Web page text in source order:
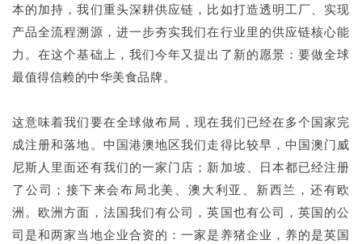
本的加持，我们重头深耕供应链，比如打造透明工厂、实现
产品全流程溯源，进一步夯实我们在行业里的供应链核心能
力。在这个基础上，我们今年又提出了新的愿景：要做全球
最值得信赖的中华美食品牌。
这意味着我们要在全球做布局，现在我们已经在多个国家完
成注册和落地。中国港澳地区我们走得比较早，中国澳门威
尼斯人里面还有我们的一家门店；新加坡、日本都已经注册
了公司；接下来会布局北美、澳大利亚、新西兰，还有欧
洲。欧洲方面，法国我们有公司，英国也有公司，英国的公
司是和两家当地企业合资的：一家是养猪企业，养的是英国